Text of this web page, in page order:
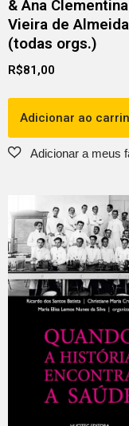
& Ana Clementina
Vieira de Almeida
(todas orgs.)
R$81,00
Adicionar ao